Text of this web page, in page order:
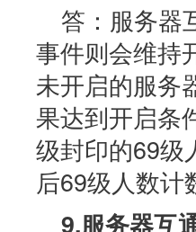
答：服务器
事件则会维持
未开启的服务
果达到开启条
级封印的69级
后69级人数计
9.服务器互